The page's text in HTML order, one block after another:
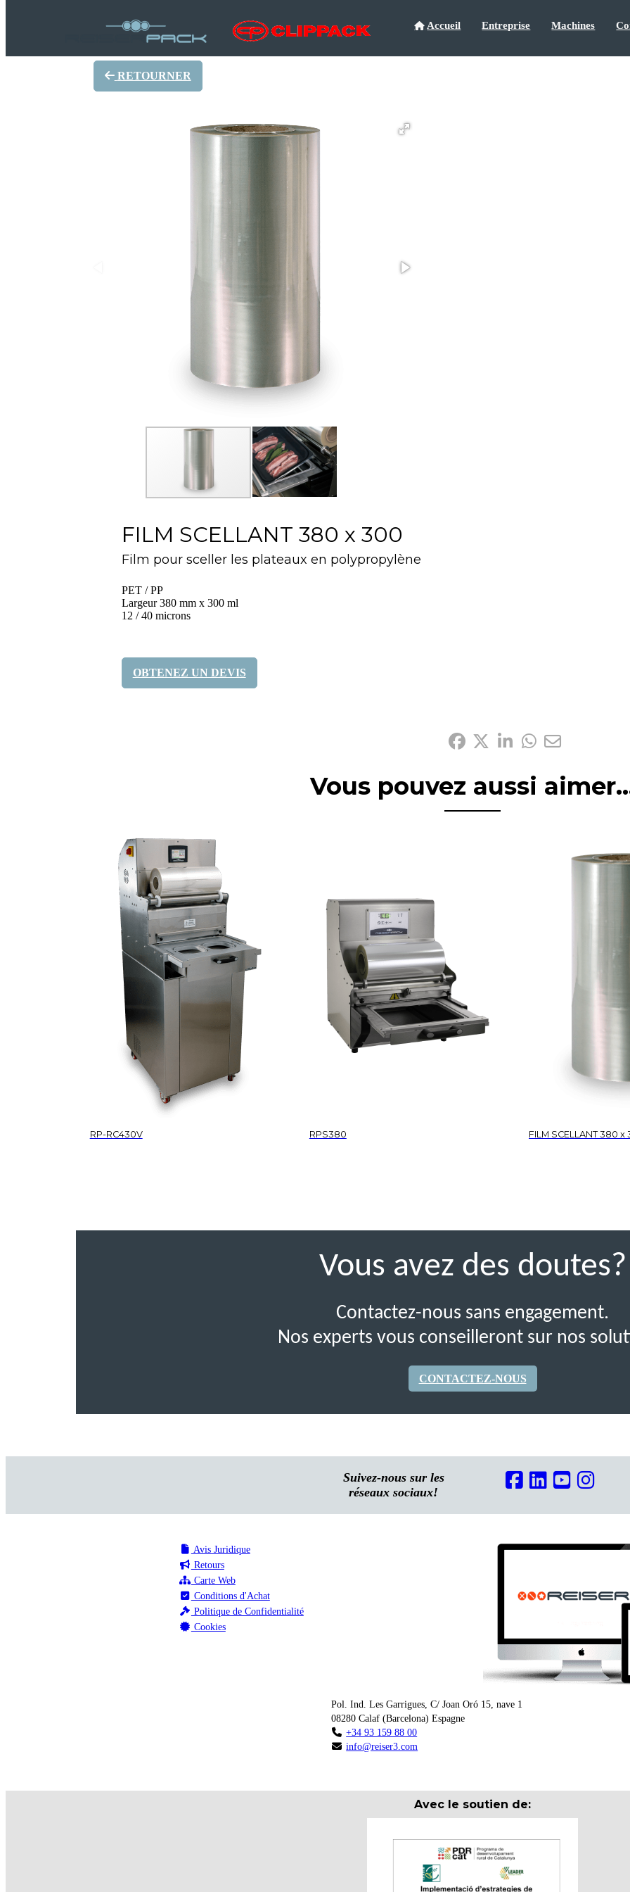
Accueil Entreprise Machines
RETOURNER
FILM SCELLANT 380 x 300
Film pour sceller les plateaux en polypropylène
PET / PP
Largeur 380 mm x 300 ml
12 / 40 microns
OBTENEZ UN DEVIS
Vous pouvez aussi
RP-RC430V RPS380 FILM SCELLANT 380 x
Vous avez des doutes?
Contactez-nous sans engagement.
Nos experts vous conseilleront sur nos
CONTACTEZ-NOUS
Suivez-nous sur les
réseaux sociaux!
Avis Juridique
Retours
Carte Web
Conditions d'Achat
Politique de Confidentialité
Cookies
Pol. Ind. Les Garrigues, C/ Joan Oró 15, nave 1
08280 Calaf(Barcelona) Espagne
+34 93 159 88 00
info@reiser3.com
Avec le soutien de: